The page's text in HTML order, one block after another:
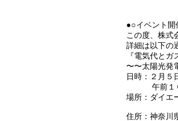
●○イベント開
この度、株式
詳細は以下の
『電気代とガ
〜〜太陽光発
日時：２月５
午前１０
場所：ダイ
住所：神奈川